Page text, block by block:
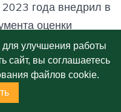
2023 года внедрил в
оценки
инвестиций.
по
улучшения работы
сайт, вы соглашаетесь
файлов cookie.